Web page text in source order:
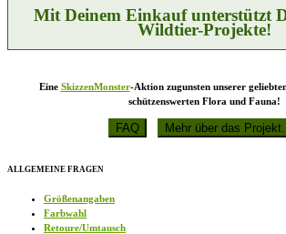
Produktseite
gewählt
werden
Mit Deinem Einkauf unterstützt
Wildtier-Projekte!
Eine SkizzenMonster-Aktion zugunsten unserer
schützenswerten Flora und Fauna!
ALLGEMEINE FRAGEN
Größenangaben
Farbwahl
Retoure/Umtausch